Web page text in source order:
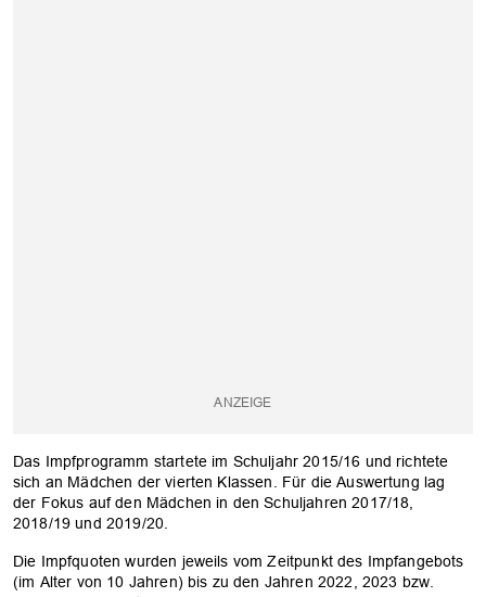
Das Impfprogramm startete im Schuljahr 2015/16 und richtete
sich an Mädchen der vierten Klassen. Für die Auswertung lag
der Fokus auf den Mädchen in den Schuljahren 2017/18,
2018/19 und 2019/20.
Die Impfquoten wurden jeweils vom Zeitpunkt des Impfangebots
(im Alter von 10 Jahren) bis zu den Jahren 2022, 2023 bzw.